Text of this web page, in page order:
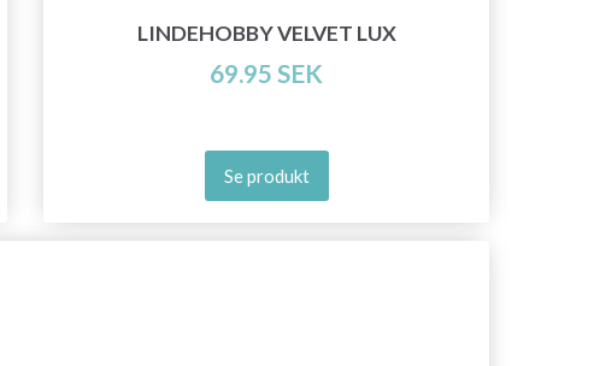
LINDEHOBBY VELVET LUX
69.95 SEK
Se produkt